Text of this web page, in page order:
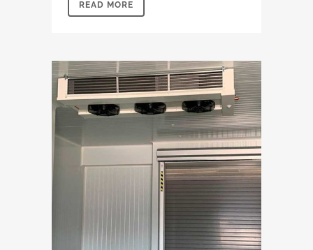
READ MORE